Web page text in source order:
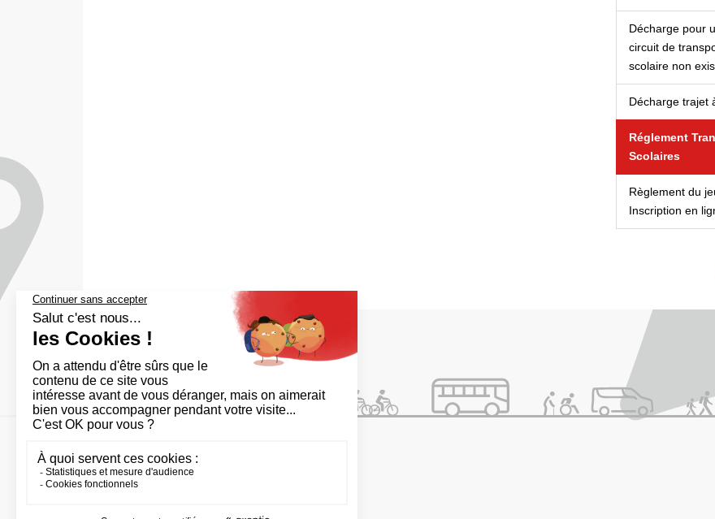
Décharge pour
circuit de
scolaire non
Décharge trajet
Réglement
Scolaires
Règlement du
Inscription en